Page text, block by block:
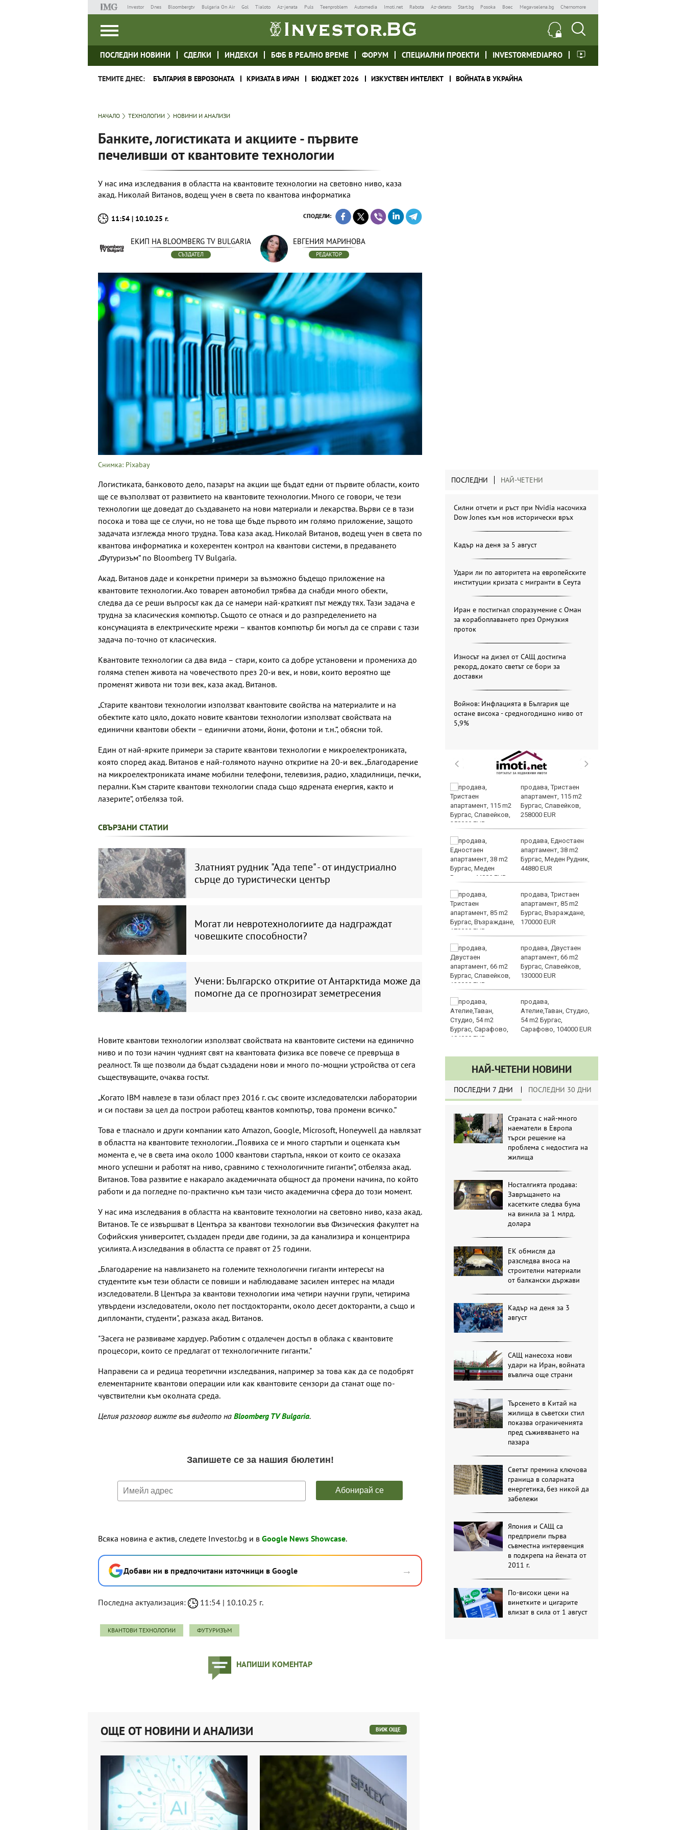
Investor Dnes Bloombergtv Bulgaria On Air Gol Tialoto Az-jenata Puls Teenproblem Automedia Imoti.net Rabota Az-deteto Start.bg Posoka Boec Megavselena.bg Chernomore
ПОСЛЕДНИ НОВИНИ СДЕЛКИ ИНДЕКСИ БФБ В РЕАЛНО ВРЕМЕ ФОРУМ СПЕЦИАЛНИ ПРОЕКТИ INVESTORMEDIAPRO
ТЕМИТЕ ДНЕС: БЪЛГАРИЯ В ЕВРОЗОНАТА КРИЗАТА В ИРАН БЮДЖЕТ 2026 ИЗКУСТВЕН ИНТЕЛЕКТ ВОЙНАТА В УКРАЙНА
НАЧАЛО ТЕХНОЛОГИИ НОВИНИ И АНАЛИЗИ
Банките, логистиката и акциите - първите
печеливши от квантовите технологии
У нас има изследвания в областта на квантовите технологии на световно ниво, каза
акад. Николай Витанов, водещ учен в света по квантова информатика
11:54 | 10.10.25 г. СПОДЕЛИ:
ЕКИП НА BLOOMBERG TV BULGARIA
СЪЗДАТЕЛ
ЕВГЕНИЯ МАРИНОВА
РЕДАКТОР
Снимка: Pixabay
Логистиката, банковото дело, пазарът на акции ще бъдат едни от първите области, които
ще се възползват от развитието на квантовите технологии. Много се говори, че тези
технологии ще доведат до създаването на нови материали и лекарства. Върви се в тази
посока и това ще се случи, но не това ще бъде първото им голямо приложение, защото
задачата изглежда много трудна. Това каза акад. Николай Витанов, водещ учен в света по
квантова информатика и кохерентен контрол на квантови системи, в предаването
„Футуризъм“ по Bloomberg TV Bulgaria.
Акад. Витанов даде и конкретни примери за възможно бъдещо приложение на
квантовите технологии. Ако товарен автомобил трябва да снабди много обекти,
следва да се реши въпросът как да се намери най-краткият път между тях. Тази задача е
трудна за класическия компютър. Същото се отнася и до разпределението на
консумацията в електрическите мрежи – квантов компютър би могъл да се справи с тази
задача по-точно от класическия.
Квантовите технологии са два вида – стари, които са добре установени и промениха до
голяма степен живота на човечеството през 20-и век, и нови, които вероятно ще
променят живота ни този век, каза акад. Витанов.
„Старите квантови технологии използват квантовите свойства на материалите и на
обектите като цяло, докато новите квантови технологии използват свойствата на
единични квантови обекти – единични атоми, йони, фотони и т.н.“, обясни той.
Един от най-ярките примери за старите квантови технологии е микроелектрониката,
която според акад. Витанов е най-голямото научно откритие на 20-и век. „Благодарение
на микроелектрониката имаме мобилни телефони, телевизия, радио, хладилници, печки,
перални. Към старите квантови технологии спада също ядрената енергия, както и
лазерите“, отбеляза той.
СВЪРЗАНИ СТАТИИ
Златният рудник "Ада тепе" - от индустриално
сърце до туристически център
Могат ли невротехнологиите да надграждат
човешките способности?
Учени: Българско откритие от Антарктида може да
помогне да се прогнозират земетресения
Новите квантови технологии използват свойствата на квантовите системи на единично
ниво и по този начин чудният свят на квантовата физика все повече се превръща в
реалност. Тя ще позволи да бъдат създадени нови и много по-мощни устройства от сега
съществуващите, очаква гостът.
„Когато IBM навлезе в тази област през 2016 г. със своите изследователски лаборатории
и си постави за цел да построи работещ квантов компютър, това промени всичко.“
Това е тласнало и други компании като Amazon, Google, Microsoft, Honeywell да навлязат
в областта на квантовите технологии. „Появиха се и много стартъпи и оценката към
момента е, че в света има около 1000 квантови стартъпа, някои от които се оказаха
много успешни и работят на ниво, сравнимо с технологичните гиганти“, отбеляза акад.
Витанов. Това развитие е накарало академичната общност да промени начина, по който
работи и да погледне по-практично към тази чисто академична сфера до този момент.
У нас има изследвания в областта на квантовите технологии на световно ниво, каза акад.
Витанов. Те се извършват в Центъра за квантови технологии във Физическия факултет на
Софийския университет, създаден преди две години, за да канализира и концентрира
усилията. А изследвания в областта се правят от 25 години.
„Благодарение на навлизането на големите технологични гиганти интересът на
студентите към тези области се повиши и наблюдаваме засилен интерес на млади
изследователи. В Центъра за квантови технологии има четири научни групи, четирима
утвърдени изследователи, около пет постдокторанти, около десет докторанти, а също и
дипломанти, студенти", разказа акад. Витанов.
"Засега не развиваме хардуер. Работим с отдалечен достъп в облака с квантовите
процесори, които се предлагат от технологичните гиганти."
Направени са и редица теоретични изследвания, например за това как да се подобрят
елементарните квантови операции или как квантовите сензори да станат още по-
чувствителни към околната среда.
Целия разговор вижте във видеото на Bloomberg TV Bulgaria.
Всяка новина е актив, следете Investor.bg и в Google News Showcase.
Добави ни в предпочитани източници в Google →
Последна актуализация: 11:54 | 10.10.25 г.
КВАНТОВИ ТЕХНОЛОГИИ ФУТУРИЗЪМ
НАПИШИ КОМЕНТАР
ПОСЛЕДНИ НАЙ-ЧЕТЕНИ
Силни отчети и ръст при Nvidia насочиха
Dow Jones към нов исторически връх
Кадър на деня за 5 август
Удари ли по авторитета на европейските
институции кризата с мигранти в Сеута
Иран е постигнал споразумение с Оман
за корабоплаването през Ормузкия
проток
Износът на дизел от САЩ достигна
рекорд, докато светът се бори за
доставки
Войнов: Инфлацията в България ще
остане висока - средногодишно ниво от
5,9%
Убитият мъж на
евро по закон
продава, Тристаен
апартамент, 115 m2
Бургас, Славейков,
258000 EUR
продава, Едностаен
апартамент, 38 m2
Бургас, Меден Рудник,
44880 EUR
продава, Тристаен
апартамент, 85 m2
Бургас, Възраждане,
170000 EUR
продава, Двустаен
апартамент, 66 m2
Бургас, Славейков,
130000 EUR
продава,
Ателие,Таван, Студио,
54 m2 Бургас,
Сарафово, 104000 EUR
НАЙ-ЧЕТЕНИ НОВИНИ
ПОСЛЕДНИ 7 ДНИ ПОСЛЕДНИ 30 ДНИ
Страната с най-много
наематели в Европа
търси решение на
проблема с недостига на
жилища
Носталгията продава:
Завръщането на
касетките следва бума
на винила за 1 млрд.
долара
ЕК обмисля да
разследва вноса на
строителни материали
от балкански държави
Кадър на деня за 3
август
САЩ нанесоха нови
удари на Иран, войната
въвлича още страни
Търсенето в Китай на
жилища в съветски стил
показва ограниченията
пред съживяването на
пазара
Светът премина ключова
граница в соларната
енергетика, без никой да
забележи
Япония и САЩ са
предприели първа
съвместна интервенция
в подкрепа на йената от
2011 г.
По-високи цени на
винетките и цигарите
влизат в сила от 1 август
ОЩЕ ОТ НОВИНИ И АНАЛИЗИ ВИЖ ОЩЕ